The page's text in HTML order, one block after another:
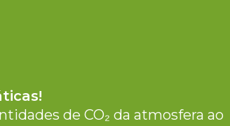
de CO₂ da atmosfera ao